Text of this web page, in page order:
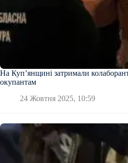
На Купʼянщині затримали
окупантам
24 Жовтня 2025, 10:59